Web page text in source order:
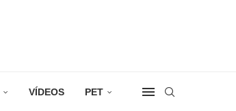
VÍDEOS PET